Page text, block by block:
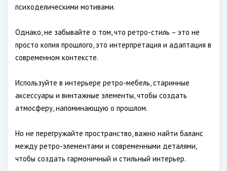
психоделическими мотивами.
Однако, не забывайте о том, что ретро-стиль – это не
просто копия прошлого, это интерпретация и адаптация в
современном контексте.
Используйте в интерьере ретро-мебель, старинные
аксессуары и винтажные элементы, чтобы создать
атмосферу, напоминающую о прошлом.
Но не перегружайте пространство, важно найти баланс
между ретро-элементами и современными деталями,
чтобы создать гармоничный и стильный интерьер.